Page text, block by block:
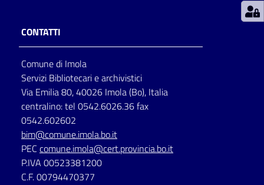
per
lettura
Seguici
su
CONTATTI
Comune di Imola
Servizi Bibliotecari e archivistici
Via Emilia 80, 40026 Imola (Bo), Italia
centralino: tel 0542.6026.36 fax
0542.602602
bim@comune.imola.bo.it
PEC comune.imola@cert.provincia.bo.it
P.IVA 00523381200
C.F. 00794470377